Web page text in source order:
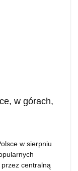
w górach,
w sierpniu
centralną